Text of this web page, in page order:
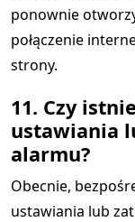
ponownie
połączenie
strony.
11. Czy
ustawiania
alarmu?
Obecnie,
ustawiania lub